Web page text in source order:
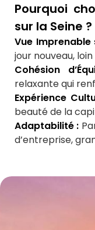
Pourquoi
sur la Seine ?
Vue Imprenable
jour nouveau,
Cohésion
relaxante qui
Expérience
beauté de la
Adaptabilité :
d’entreprise,